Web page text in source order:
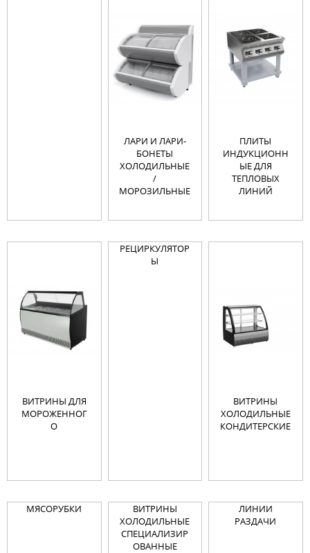
ЛАРИ И ЛАРИ-
БОНЕТЫ
ХОЛОДИЛЬНЫЕ
/
МОРОЗИЛЬНЫЕ
ПЛИТЫ
ИНДУКЦИОНН
ЫЕ ДЛЯ
ТЕПЛОВЫХ
ЛИНИЙ
ВИТРИНЫ ДЛЯ
МОРОЖЕННОГ
О
РЕЦИРКУЛЯТОР
Ы
ВИТРИНЫ
ХОЛОДИЛЬНЫЕ
КОНДИТЕРСКИЕ
МЯСОРУБКИ
ВИТРИНЫ
ХОЛОДИЛЬНЫЕ
СПЕЦИАЛИЗИР
ОВАННЫЕ
ЛИНИИ
РАЗДАЧИ